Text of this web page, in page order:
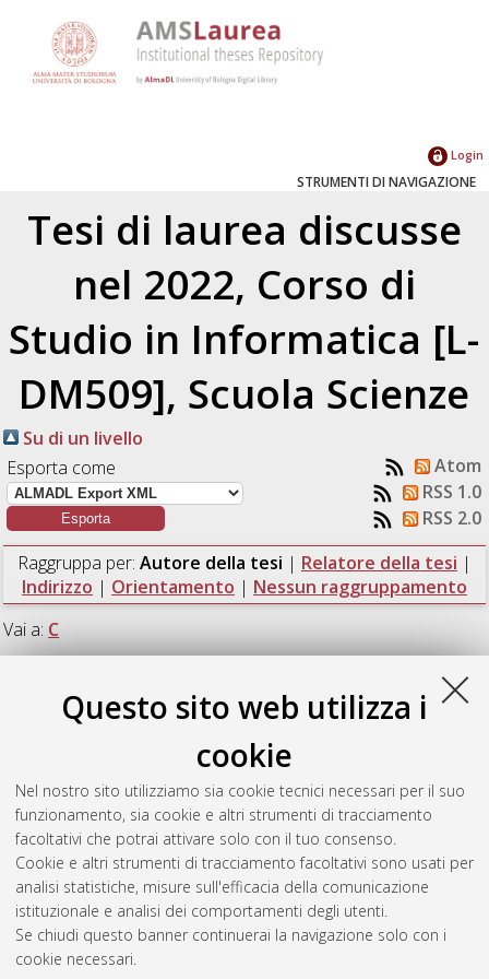
Questo sito web utilizza i
cookie
Nel nostro sito utilizziamo sia cookie tecnici necessari per il suo
funzionamento, sia cookie e altri strumenti di tracciamento
facoltativi che potrai attivare solo con il tuo consenso.
Cookie e altri strumenti di tracciamento facoltativi sono usati per
analisi statistiche, misure sull'efficacia della comunicazione
istituzionale e analisi dei comportamenti degli utenti.
Se chiudi questo banner continuerai la navigazione solo con i
cookie necessari.
Login
STRUMENTI DI NAVIGAZIONE
Tesi di laurea discusse
nel 2022, Corso di
Studio in Informatica [L-
DM509], Scuola Scienze
Su di un livello
Esporta come
Atom
RSS 1.0
RSS 2.0
Raggruppa per: Autore della tesi | Relatore della tesi |
Indirizzo | Orientamento | Nessun raggruppamento
Vai a: C
Colazzo, Lamberto(2022)Analisi di strategie computazionali
per il gioco Forza4 generalizzato.[Laurea], Università di
Bologna, Corso di Studio in Informatica [L-DM509]
Documento full-text non disponibile
Questa lista e' stata generata ilFri Aug 7 20:38:24 2026 CEST